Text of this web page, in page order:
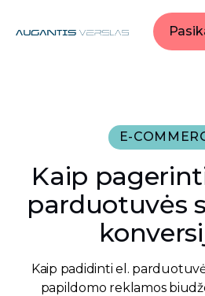
E-
Kaip
parduotuvės
Kaip padidinti el.
papildomo reklamos